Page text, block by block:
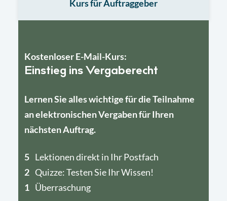
Kurs für Auftraggeber
Kostenloser E-Mail-Kurs:
Einstieg ins Vergaberecht
Lernen Sie alles wichtige für die Teilnahme
an elektronischen Vergaben für Ihren
nächsten Auftrag.
5 Lektionen direkt in Ihr Postfach
2 Quizze: Testen Sie Ihr Wissen!
1 Überraschung
4
1